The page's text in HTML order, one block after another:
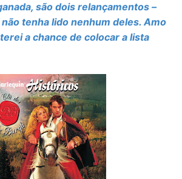
são dois relançamentos –
tenha lido nenhum deles. Amo
a chance de colocar a lista